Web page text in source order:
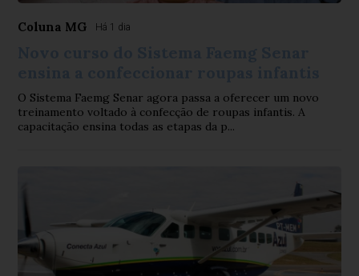
Coluna MG Há 1 dia
O Sistema Faemg Senar agora passa a oferecer um novo
treinamento voltado à confecção de roupas infantis. A
capacitação ensina todas as etapas da p...